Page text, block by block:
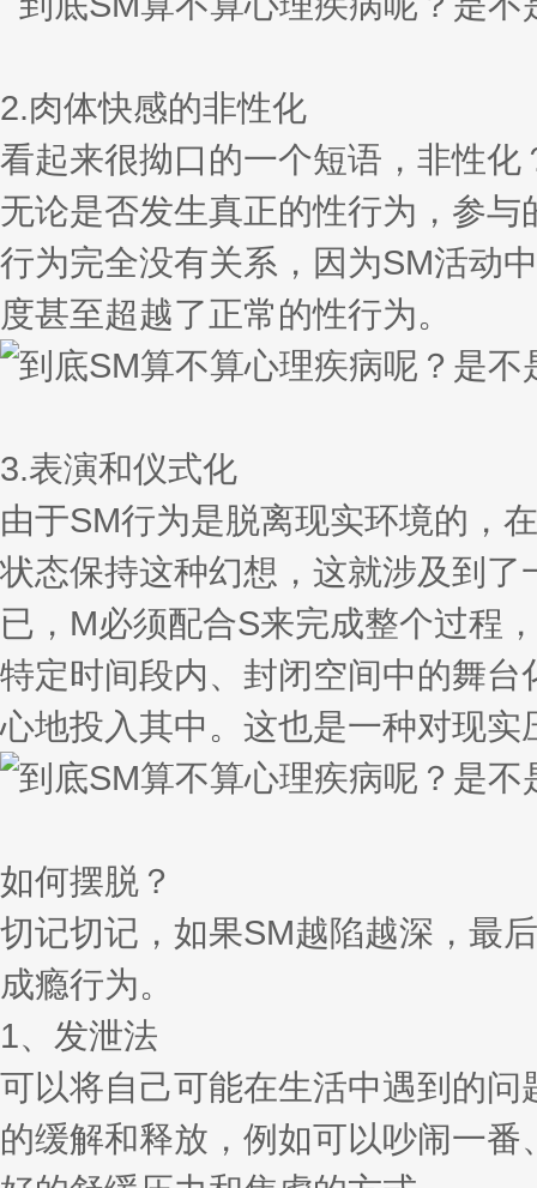
2.肉体快感的非性化
看起来很拗口的一个短语，非性
无论是否发生真正的性行为，参
行为完全没有关系，因为SM活动
度甚至超越了正常的性行为。
3.表演和仪式化
由于SM行为是脱离现实环境的，
状态保持这种幻想，这就涉及到
已，M必须配合S来完成整个过程
特定时间段内、封闭空间中的舞
心地投入其中。这也是一种对现实
如何摆脱？
切记切记，如果SM越陷越深，最
成瘾行为。
1、发泄法
可以将自己可能在生活中遇到的
的缓解和释放，例如可以吵闹一